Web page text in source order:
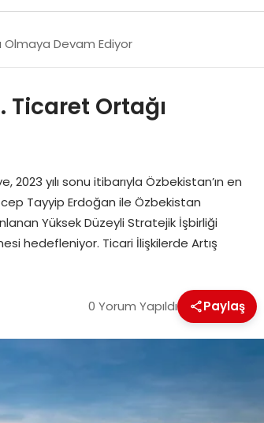
Olmaya Devam Ediyor
Ticaret Ortağı
2023 yılı sonu itibarıyla Özbekistan’ın en
Tayyip Erdoğan ile Özbekistan
Yüksek Düzeyli Stratejik İşbirliği
hedefleniyor. Ticari İlişkilerde Artış
0 Yorum Yapıldı Paylaş